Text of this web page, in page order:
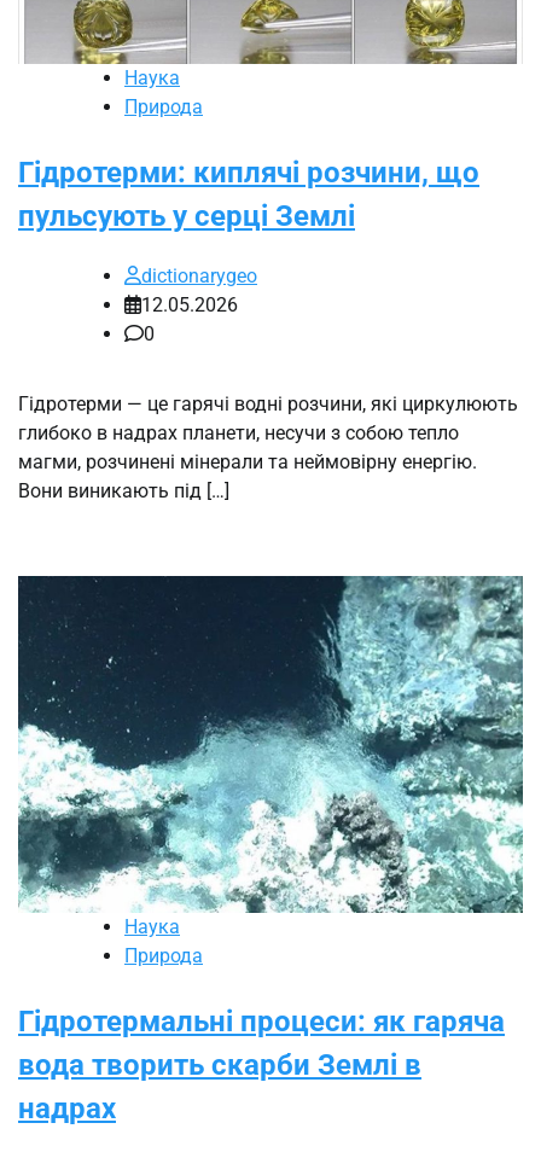
Наука
Природа
Гідротерми: киплячі розчини, що
пульсують у серці Землі
dictionarygeo
12.05.2026
0
Гідротерми — це гарячі водні розчини, які циркулюють
глибоко в надрах планети, несучи з собою тепло
магми, розчинені мінерали та неймовірну енергію.
Вони виникають під […]
Наука
Природа
Гідротермальні процеси: як гаряча
вода творить скарби Землі в
надрах